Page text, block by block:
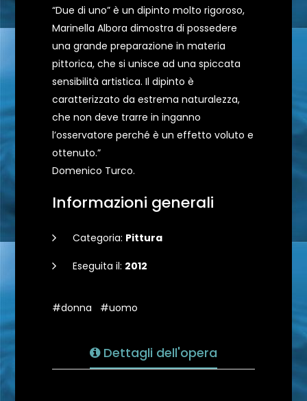
“Due di uno” è un dipinto molto rigoroso,
Marinella Albora dimostra di possedere
una grande preparazione in materia
pittorica, che si unisce ad una spiccata
sensibilità artistica. Il dipinto è
caratterizzato da estrema naturalezza,
che non deve trarre in inganno
l’osservatore perché è un effetto voluto e
ottenuto.”
Domenico Turco.
Informazioni generali
Categoria: Pittura
Eseguita il: 2012
#donna #uomo
Dettagli dell'opera